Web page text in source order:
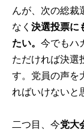
んが、次の総裁
なく決選投票に
たい。今でもハ
ただければ決選
す。党員の声を
ればいけないと
二つ目、今党大